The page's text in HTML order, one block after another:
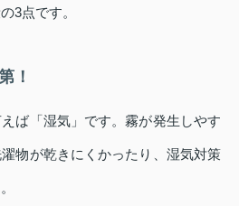
3点です。
！
ば「湿気」です。霧が発生しやす
物が乾きにくかったり、湿気対策